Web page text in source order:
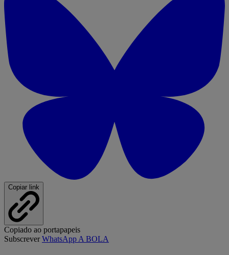
Copiar link
Copiado ao portapapeis
SubscreverWhatsApp A BOLA